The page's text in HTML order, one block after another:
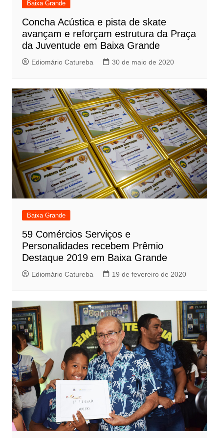
Baixa Grande
Concha Acústica e pista de skate
avançam e reforçam estrutura da Praça
da Juventude em Baixa Grande
Ediomário Catureba 30 de maio de 2020
Baixa Grande
59 Comércios Serviços e
Personalidades recebem Prêmio
Destaque 2019 em Baixa Grande
Ediomário Catureba 19 de fevereiro de 2020